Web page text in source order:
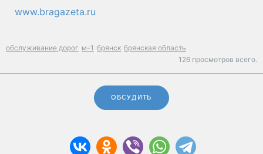
www.bragazeta.ru
обслуживание дорог м-1 брянск брянская область
126 просмотров всего.
ОБСУДИТЬ